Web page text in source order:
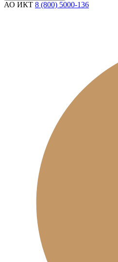
АО ИКТ 8 (800) 5000-136